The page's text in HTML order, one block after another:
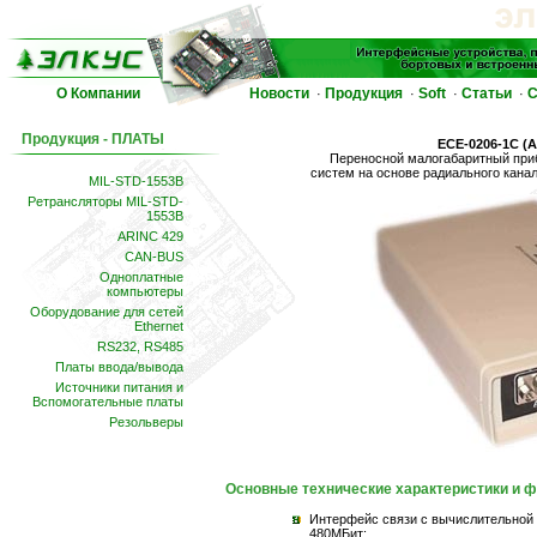
О Компании Новости · Продукция · Soft · Статьи ·
Продукция - ПЛАТЫ
MIL-STD-1553B
Ретрансляторы MIL-STD-
1553B
ARINC 429
CAN-BUS
Одноплатные
компьютеры
Оборудование для сетей
Ethernet
RS232, RS485
Платы ввода/вывода
Источники питания и
Вспомогательные платы
Резольверы
ECE-0206-1С
Переносной малогабаритный
систем на основе радиального
Основные технические характеристики и
Интерфейс связи с
480МБит;